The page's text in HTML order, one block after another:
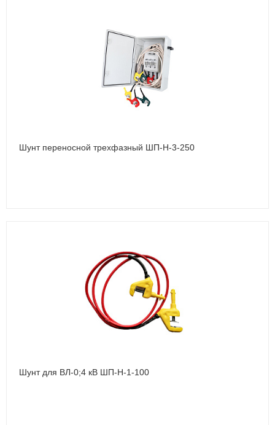
Шунт переносной трехфазный ШП-Н-3-250
Шунт для ВЛ-0;4 кВ ШП-Н-1-100